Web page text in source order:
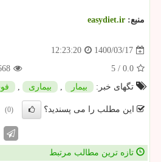
منبع: easydiet.ir
1400/03/17
12:23:20
0.0
/
5
تگهای خبر:
بیمار , بیماری ,
این مطلب را می پسندید؟ (0)
تازه ترین مطالب مرتبط